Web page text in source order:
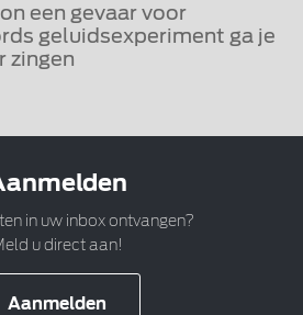
een gevaar voor
geluidsexperiment ga je
zingen
in uw inbox ontvangen?
u direct aan!
Aanmelden